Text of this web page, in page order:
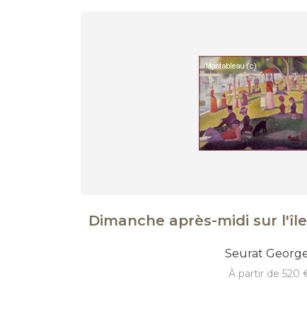
Dimanche après-midi sur
Seurat
à partir de 520